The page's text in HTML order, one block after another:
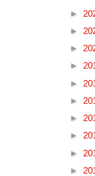
►
►
►
►
►
►
►
►
►
►